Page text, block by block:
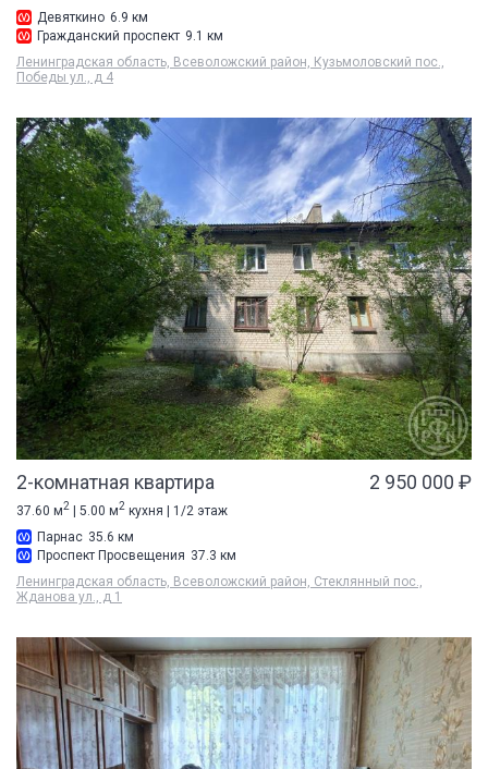
Девяткино 6.9 км
Гражданский проспект 9.1 км
Ленинградская область, Всеволожский район, Кузьмоловский пос.,
Победы ул., д 4
2-комнатная квартира 2 950 000 ₽
37.60 м2 | 5.00 м2 кухня | 1/2 этаж
Парнас 35.6 км
Проспект Просвещения 37.3 км
Ленинградская область, Всеволожский район, Стеклянный пос.,
Жданова ул., д 1